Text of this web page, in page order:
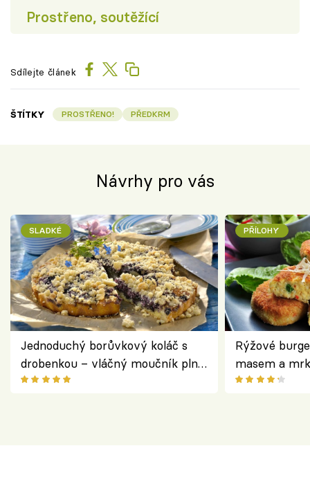
Prostřeno, soutěžící
Sdílejte článek
ŠTÍTKY PROSTŘENO! PŘEDKRM
Návrhy pro vás
SLADKÉ
Jednoduchý borůvkový koláč s
drobenkou – vláčný moučník plný
ovoce
PŘÍLOHY
Rýžové
masem a
salátem –